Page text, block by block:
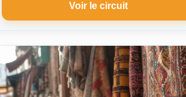
Voir le circuit